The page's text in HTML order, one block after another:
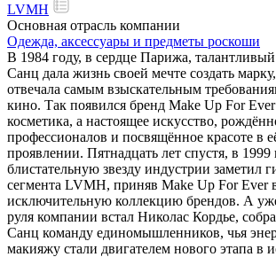
LVMH
Основная отрасль компании
Одежда, аксессуары и предметы роскоши
В 1984 году, в сердце Парижа,
Санц дала жизнь своей мечте создать
отвечала самым взыскательным
кино. Так появился бренд Make Up For
косметика, а настоящее искусство,
профессионалов и посвящённое красоте в
проявлении. Пятнадцать лет спустя, в 1999
блистательную звезду индустрии заметил
сегмента LVMH, приняв Make Up For Ever
исключительную коллекцию брендов. А
руля компании встал Николас Кордье,
Санц команду единомышленников, чья
макияжу стали двигателем нового этапа в